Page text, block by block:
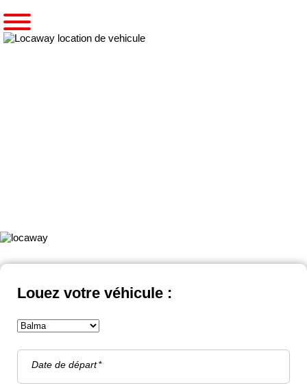
Louez votre véhicule :
Date de départ